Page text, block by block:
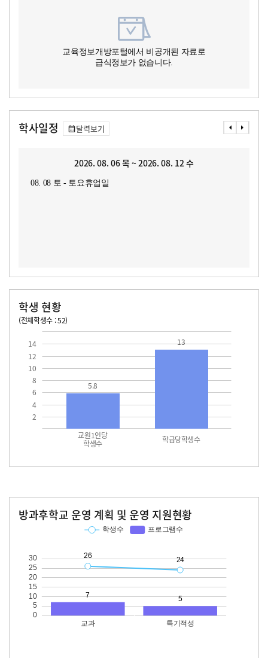
교육정보개방포털에서 비공개된 자료로
급식정보가 없습니다.
학사일정 달력보기
2026. 08. 06 목 ~ 2026. 08. 12 수
08. 08 토 - 토요휴업일
학생 현황
(전체학생수 : 52)
2
4
6
8
10
12
14
교원1인당
학생수 학급당학생수
5.8
13
방과후학교 운영 계획 및 운영 지원현황